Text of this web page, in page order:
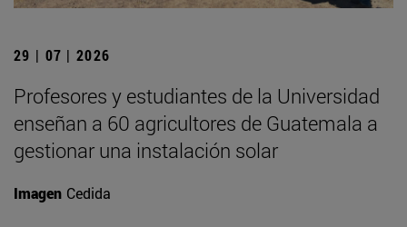
29 | 07 | 2026
Profesores y estudiantes de la Universidad
enseñan a 60 agricultores de Guatemala a
gestionar una instalación solar
Imagen Cedida